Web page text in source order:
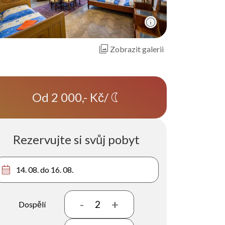
info
photo_library Zobrazit galerii
Od 2 000,- Kč/nightlight
Rezervujte si svůj pobyt
calendar_month
Dospělí - 2 +